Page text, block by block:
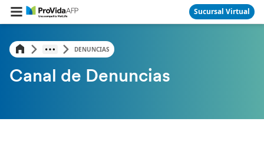
Sucursal Virtual
DENUNCIAS
Canal de Denuncias